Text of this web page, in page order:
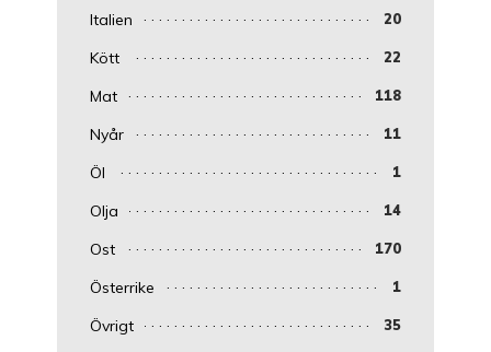
Italien 20
Kött 22
Mat 118
Nyår 11
Öl 1
Olja 14
Ost 170
Österrike 1
Övrigt 35